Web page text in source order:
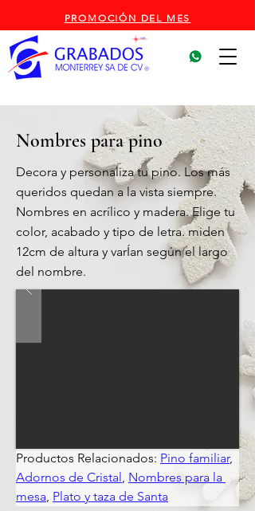
PROMOCIÓN DEL MES
Nombres para pino
Decora y personaliza tu pino. Los más
queridos quedan a la vista siempre.
Nombres en acrílico y madera. Elige tu
color, acabado y tipo de letra. miden
12cm de altura y varÍan según el largo
del nombre.
Productos Relacionados: Pino familiar,
Adornos de Cristal, Nombres para la
mesa, Plato y taza de Santa